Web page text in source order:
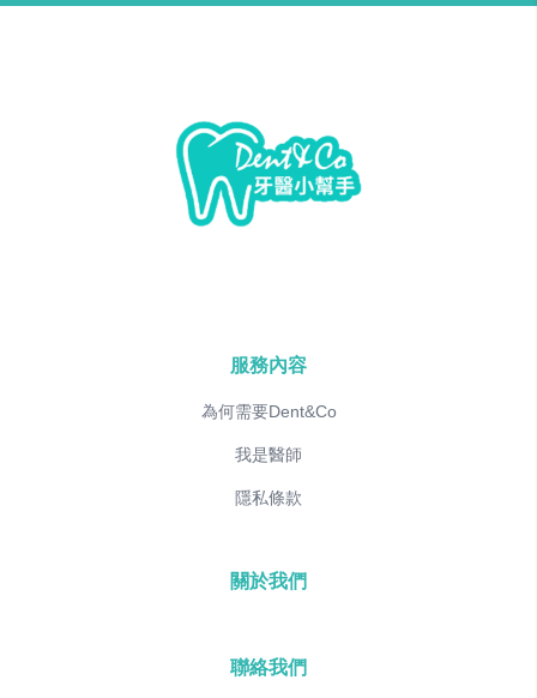
服務內容
為何需要Dent&Co
我是醫師
隱私條款
關於我們
聯絡我們